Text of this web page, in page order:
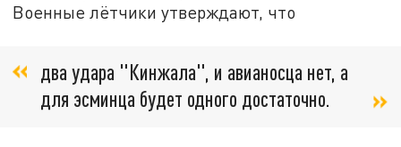
Военные лётчики утверждают, что
два удара "Кинжала", и авианосца нет, а
для эсминца будет одного достаточно.